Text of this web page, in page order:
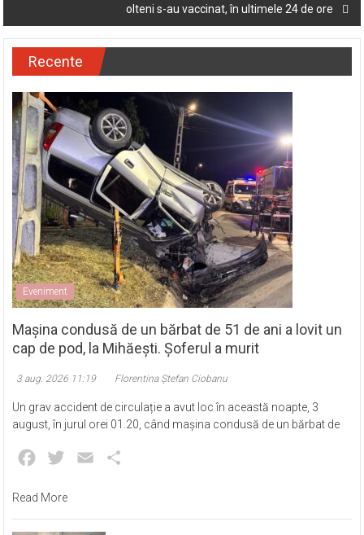
olteni s-au vaccinat, în ultimele 24 de ore
Recente
Eveniment
Mașina condusă de un bărbat de 51 de ani a lovit un
cap de pod, la Mihăești. Șoferul a murit
3 aug. 2026 11:19 Florentina Ștefan Ciobanu
Un grav accident de circulație a avut loc în această noapte, 3
august, în jurul orei 01.20, când mașina condusă de un bărbat de
Facebook
Twitter Email
Read More